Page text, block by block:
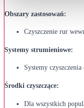
Obszary zastosowań:
Czyszczenie rur
Systemy strumieniowe:
Systemy
Środki czyszczące:
Dla wszystkich